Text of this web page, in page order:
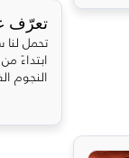
تعرّف
ابتداءً
النجوم